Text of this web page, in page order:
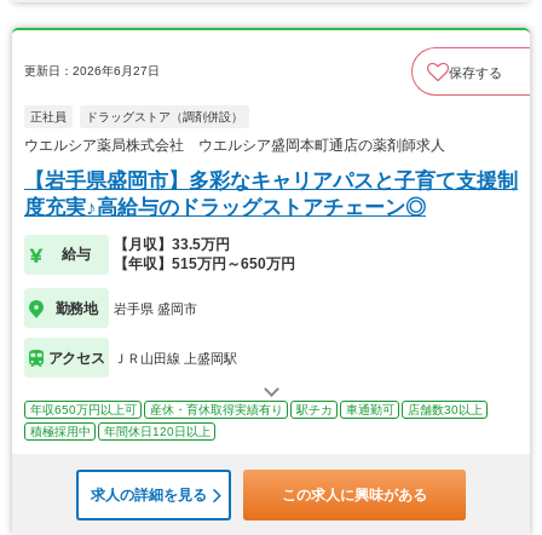
更新日：2026年6月27日 保存する
正社員 ドラッグストア（調剤併設）
ウエルシア薬局株式会社 ウエルシア盛岡本町通店の薬剤師求人
【岩手県盛岡市】多彩なキャリアパスと子育て支援制
度充実♪高給与のドラッグストアチェーン◎
給与
【月収】33.5万円
【年収】515万円～650万円
勤務地 岩手県 盛岡市
アクセス ＪＲ山田線 上盛岡駅
年収650万円以上可 産休・育休取得実績有り 駅チカ 車通勤可
店舗数30以上
積極採用中
年間休日120日以上
求人の詳細を見る この求人に興味がある